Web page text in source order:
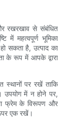
रखरखाव से संबंधित
में महत्वपूर्ण भूमिका
सकता है, उत्पाद का
के रूप में आपके द्वारा
स्थानों पर रखें ताकि
में न होने पर,
फ्रेम के विरूपण और
एक रखें।